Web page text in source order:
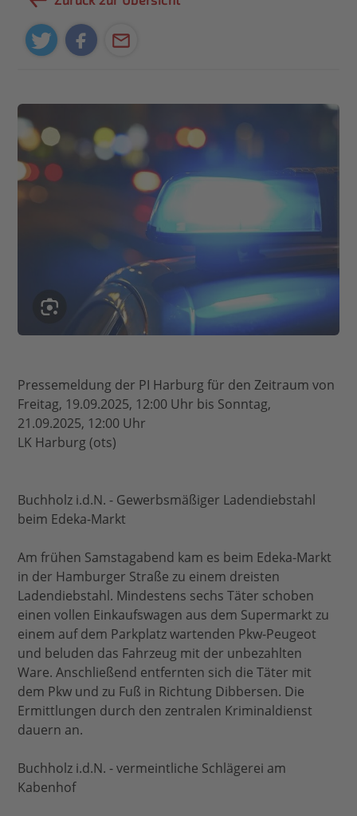
Pressemeldung der PI Harburg für den Zeitraum von
Freitag, 19.09.2025, 12:00 Uhr bis Sonntag,
21.09.2025, 12:00 Uhr
LK Harburg (ots)
Buchholz i.d.N. - Gewerbsmäßiger Ladendiebstahl
beim Edeka-Markt
Am frühen Samstagabend kam es beim Edeka-Markt
in der Hamburger Straße zu einem dreisten
Ladendiebstahl. Mindestens sechs Täter schoben
einen vollen Einkaufswagen aus dem Supermarkt zu
einem auf dem Parkplatz wartenden Pkw-Peugeot
und beluden das Fahrzeug mit der unbezahlten
Ware. Anschließend entfernten sich die Täter mit
dem Pkw und zu Fuß in Richtung Dibbersen. Die
Ermittlungen durch den zentralen Kriminaldienst
dauern an.
Buchholz i.d.N. - vermeintliche Schlägerei am
Kabenhof